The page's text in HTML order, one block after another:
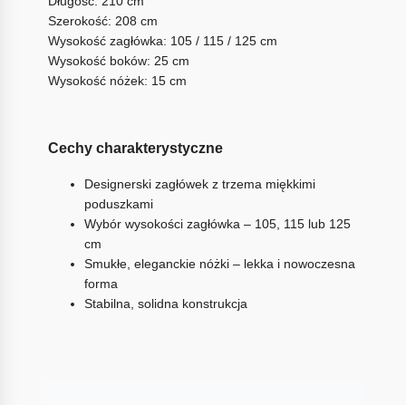
Szerokość: 208 cm
Wysokość zagłówka: 105 / 115 / 125 cm
Wysokość boków: 25 cm
Wysokość nóżek: 15 cm
Cechy charakterystyczne
Designerski zagłówek z trzema miękkimi
poduszkami
Wybór wysokości zagłówka – 105, 115 lub 125
cm
Smukłe, eleganckie nóżki – lekka i nowoczesna
forma
Stabilna, solidna konstrukcja